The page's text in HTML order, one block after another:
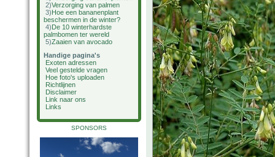
2)Verzorging van palmen
3)Hoe een bananenplant
beschermen in de winter?
4)De 10 winterhardste
palmbomen ter wereld
5)Zaaien van avocado
Handige pagina's
Exoten adressen
Veel gestelde vragen
Hoe foto's uploaden
Richtlijnen
Disclaimer
Link naar ons
Links
SPONSORS